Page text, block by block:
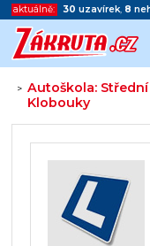
aktuálně: 30 uzavírek, 8
>Autoškola:
Klobouky
Začátek
Konec